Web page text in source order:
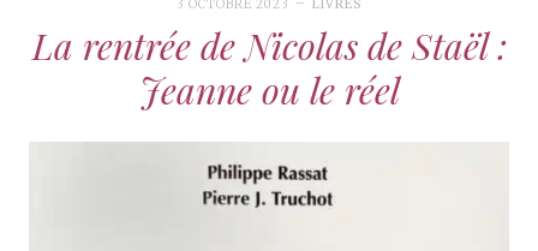
3 OCTOBRE 2023 LIVRES
La rentrée de Nicolas de Staël :
Jeanne ou le réel